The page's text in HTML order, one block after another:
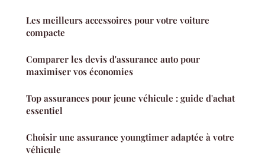
Les meilleurs accessoires pour votre voiture
compacte
Comparer les devis d'assurance auto pour
maximiser vos économies
Top assurances pour jeune véhicule : guide d'achat
essentiel
Choisir une assurance youngtimer adaptée à votre
véhicule